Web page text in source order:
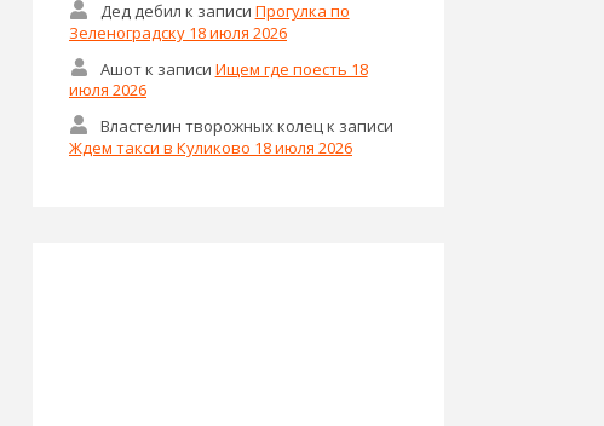
Дед дебил к записи Прогулка по
Зеленоградску 18 июля 2026
Ашотк записи Ищем где поесть 18
июля 2026
Властелин творожных колецк записи
Ждем такси в Куликово 18 июля 2026